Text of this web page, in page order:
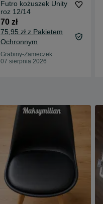
Futro kożuszek Unity
roz 12/14
70 zł
75,95 zł z Pakietem
Ochronnym
Grabiny-Zameczek
07 sierpnia 2026